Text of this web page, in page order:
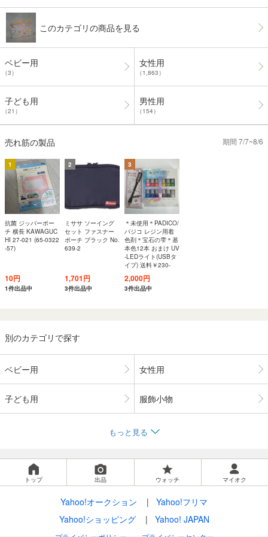
このカテゴリの商品を見る
ベビー用
（3）
女性用
（1,863）
子ども用
（21）
男性用
（154）
売れ筋の製品 期間 7/7~8/6
1
抗菌 ジッパーポー
チ 横長 KAWAGUC
HI 27-021 (65-0322
-57)
10円
1件出品中
2
ミササ ソーイング
セット ファスナー
ポーチ ブラック No.
639-2
1,701円
3件出品中
3
＊未使用＊PADICO/
パジコ レジン用着
色剤＊宝石の雫＊基
本色12本 おまけ UV
-LEDライト(USBタ
イプ) 送料￥230-
2,000円
3件出品中
別のカテゴリで探す
ベビー用 女性用
子ども用 服飾小物
もっと見る
トップ 出品 ウォッチ マイオク
Yahoo!オークション
Yahoo!フリマ
Yahoo!ショッピング
Yahoo! JAPAN